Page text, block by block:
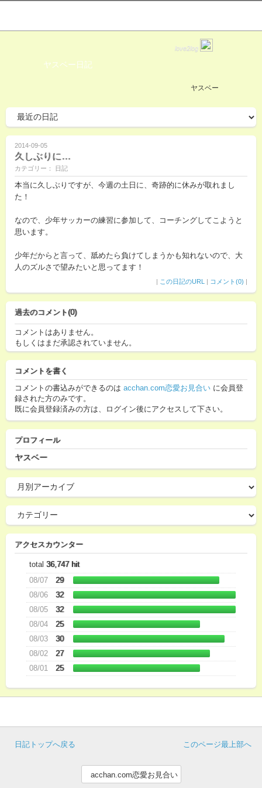
love2log
ヤスベー日記
ヤスベー
2014-09-05
久しぶりに…
カテゴリー： 日記
本当に久しぶりですが、今週の土日に、奇跡的に休みが取れまし
た！
なので、少年サッカーの練習に参加して、コーチングしてこようと
思います。
少年だからと言って、舐めたら負けてしまうかも知れないので、大
人のズルさで望みたいと思ってます！
| この日記のURL | コメント(0) |
過去のコメント(0)
コメントはありません。
もしくはまだ承認されていません。
コメントを書く
コメントの書込みができるのは acchan.com恋愛お見合い に会員登
録された方のみです。
既に会員登録済みの方は、ログイン後にアクセスして下さい。
プロフィール
ヤスベー
アクセスカウンター
total 36,747 hit
08/07
29
08/06
32
08/05
32
08/04
25
08/03
30
08/02
27
08/01
25
このページ最上部へ
日記トップへ戻る